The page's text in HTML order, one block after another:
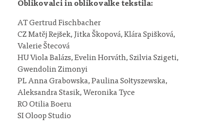
Oblikovalci in oblikovalke tekstila:
AT Gertrud Fischbacher
CZ Matěj Rejšek, Jitka Škopová, Klára Spišková,
Valerie Štecová
HU Viola Balázs, Evelin Horváth, Szilvia Szigeti,
Gwendolin Zimonyi
PL Anna Grabowska, Paulina Sołtyszewska,
Aleksandra Stasik, Weronika Tyce
RO Otilia Boeru
SI Oloop Studio